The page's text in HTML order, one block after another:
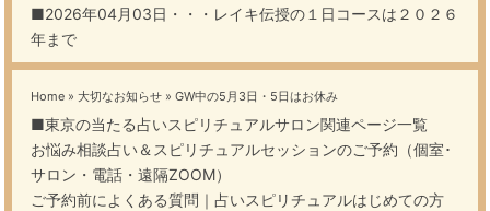
■2026年04月03日・・・ レイキ伝授の１日コースは２０２６
年まで
Home » 大切なお知らせ » GW中の5月3日・5日はお休み
■東京の当たる占いスピリチュアルサロン関連ページ一覧
お悩み相談占い＆スピリチュアルセッションのご予約（個室･
サロン・電話・遠隔ZOOM）
ご予約前によくある質問｜占いスピリチュアルはじめての方